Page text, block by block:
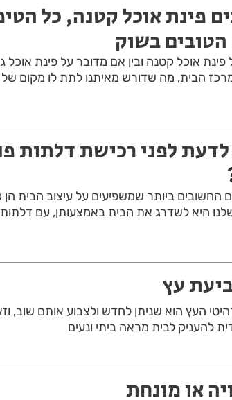
פינת אוכל קטנה, כל
בשוק
פינת אוכל קטנה ובין אם מדובר על פינת אוכל
הבית, מה שדורש מאיתנו לתת לו מקום של
לפני רכישת דלתות
ביותר שמשפיעים על עיצוב הבית הן
היא לשדרג את הבית באמצעותן, עם דלתות
עץ
העץ הוא שניתן לחדש ולצבוע אותם שוב,
להעניק לבית מראה ביתי ונעים
או מונחת